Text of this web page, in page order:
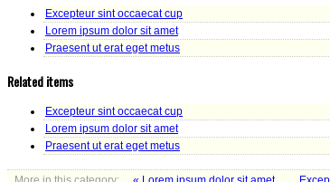
Excepteur sint occaecat cup
Lorem ipsum dolor sit amet
Praesent ut erat eget metus
Related items
Excepteur sint occaecat cup
Lorem ipsum dolor sit amet
Praesent ut erat eget metus